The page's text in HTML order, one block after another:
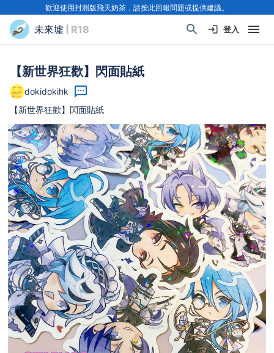
歡迎使用封測版飛天奶茶，請按此回報問題或提供建議。
未來墟 | R18 登入
【新世界狂歡】閃面貼紙
dokidokihk
【新世界狂歡】閃面貼紙